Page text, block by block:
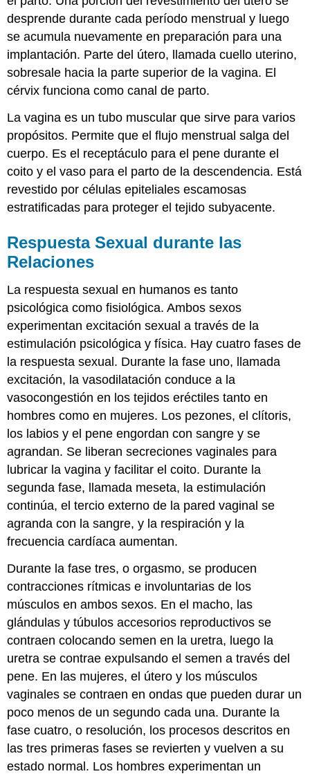
desprende durante cada período menstrual y luego
se acumula nuevamente en preparación para una
implantación. Parte del útero, llamada cuello uterino,
sobresale hacia la parte superior de la vagina. El
cérvix funciona como canal de parto.
Lavagina es un tubo muscular que sirve para varios
propósitos. Permite que el flujo menstrual salga del
cuerpo. Es el receptáculo para el pene durante el
coito y el vaso para el parto de la descendencia. Está
revestido por células epiteliales escamosas
estratificadas para proteger el tejido subyacente.
Respuesta Sexual durante las
Relaciones
La respuesta sexual en humanos es tanto
psicológica como fisiológica. Ambos sexos
experimentan excitación sexual a través de la
estimulación psicológica y física. Hay cuatro fases de
la respuesta sexual. Durante la fase uno, llamada
excitación, la vasodilatación conduce a la
vasocongestión en los tejidos eréctiles tanto en
hombres como en mujeres. Los pezones, el clítoris,
los labios y el pene engordan con sangre y se
agrandan. Se liberan secreciones vaginales para
lubricar la vagina y facilitar el coito. Durante la
segunda fase, llamada meseta, la estimulación
continúa, el tercio externo de la pared vaginal se
agranda con la sangre, y la respiración y la
frecuencia cardíaca aumentan.
Durante la fase tres, o orgasmo, se producen
contracciones rítmicas e involuntarias de los
músculos en ambos sexos. En el macho, las
glándulas y túbulos accesorios reproductivos se
contraen colocando semen en la uretra, luego la
uretra se contrae expulsando el semen a través del
pene. En las mujeres, el útero y los músculos
vaginales se contraen en ondas que pueden durar un
poco menos de un segundo cada una. Durante la
fase cuatro, o resolución, los procesos descritos en
las tres primeras fases se revierten y vuelven a su
estado normal. Los hombres experimentan un